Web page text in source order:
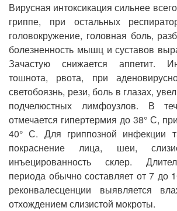
Вирусная интоксикация сильнее
гриппе, при остальных
головокружение, головная боль,
болезненность мышц и суставов
Зачастую снижается аппетит.
тошнота, рвота, при
светобоязнь, рези, боль в глазах,
подчелюстных лимфоузлов. В
отмечается гипертермия до 38° С,
40° С. Для гриппозной инфекции
покраснение лица, шеи,
инъецированность склер.
периода обычно составляет от 7 до
реконвалесценции выявляется
отхождением слизистой мокроты.